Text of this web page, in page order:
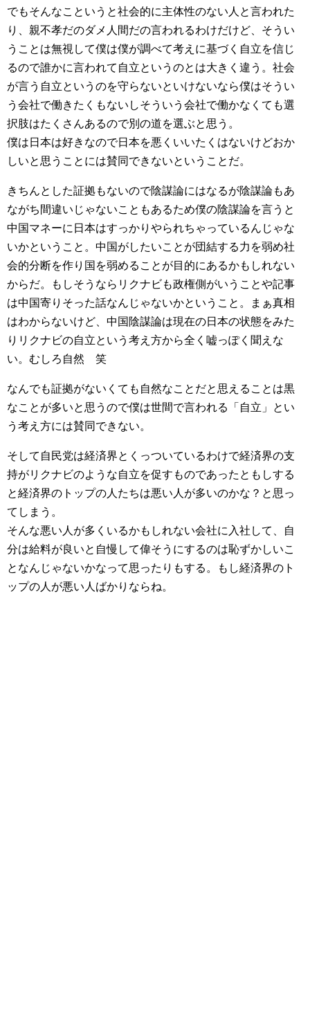
でもそんなこというと社会的に主体性のない人と言われた
り、親不孝だのダメ人間だの言われるわけだけど、そうい
うことは無視して僕は僕が調べて考えに基づく自立を信じ
るので誰かに言われて自立というのとは大きく違う。社会
が言う自立というのを守らないといけないなら僕はそうい
う会社で働きたくもないしそういう会社で働かなくても選
択肢はたくさんあるので別の道を選ぶと思う。
僕は日本は好きなので日本を悪くいいたくはないけどおか
しいと思うことには賛同できないということだ。
きちんとした証拠もないので陰謀論にはなるが陰謀論もあ
ながち間違いじゃないこともあるため僕の陰謀論を言うと
中国マネーに日本はすっかりやられちゃっているんじゃな
いかということ。中国がしたいことが団結する力を弱め社
会的分断を作り国を弱めることが目的にあるかもしれない
からだ。もしそうならリクナビも政権側がいうことや記事
は中国寄りそった話なんじゃないかということ。まぁ真相
はわからないけど、中国陰謀論は現在の日本の状態をみた
りリクナビの自立という考え方から全く嘘っぽく聞えな
い。むしろ自然 笑
なんでも証拠がないくても自然なことだと思えることは黒
なことが多いと思うので僕は世間で言われる「自立」とい
う考え方には賛同できない。
そして自民党は経済界とくっついているわけで経済界の支
持がリクナビのような自立を促すものであったともしする
と経済界のトップの人たちは悪い人が多いのかな？と思っ
てしまう。
そんな悪い人が多くいるかもしれない会社に入社して、自
分は給料が良いと自慢して偉そうにするのは恥ずかしいこ
となんじゃないかなって思ったりもする。もし経済界のト
ップの人が悪い人ばかりならね。